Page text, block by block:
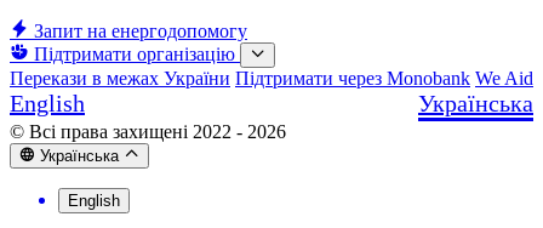
Запит на енергодопомогу
Підтримати організацію
Перекази в межах України Підтримати через Monobank We Aid
English Українська
© Всі права захищені 2022 - 2026
Українська
English